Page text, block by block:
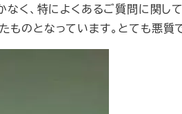
く、特によくあるご質問に関し
のとなっています。とても悪質